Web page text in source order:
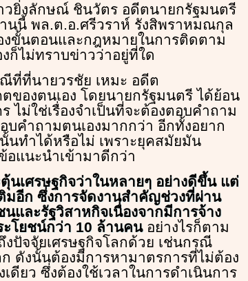
ยิ่งลักษณ์ ชินวัตร อดีตนายกรัฐมนตรี
นนี้ พล.ต.อ.ศรีวราห์ รังสิพราหมณกุล
งขั้นตอนและกฎหมายในการติดตาม
ก็ไม่ทราบข่าวว่าอยู่ที่ใด
ที่ที่นายวรชัย เหมะ อดีต
ของตนเอง โดยนายกรัฐมนตรี ได้ย้อน
ไม่ใช่เรื่องจำเป็นที่จะต้องตอบคำถาม
บคำถามตนเองมากกว่า อีกทั้งอยาก
นทำได้หรือไม่ เพราะยุคสมัยมัน
อแนะนำเข้ามาดีกว่า
นเศรษฐกิจว่าในหลายๆ อย่างดีขึ้น แต่
มอีก ซึ่งการจัดงานสำคัญช่วงที่ผ่าน
และรัฐวิสาหกิจเนื่องจากมีการจ้าง
โยชน์กว่า 10 ล้านคนอย่างไรก็ตาม
งปัจจัยเศรษฐกิจโลกด้วย เช่นกรณี
ดังนั้นต้องมีการหามาตรการที่ไม่ต้อง
ดียว ซึ่งต้องใช้เวลาในการดำเนินการ